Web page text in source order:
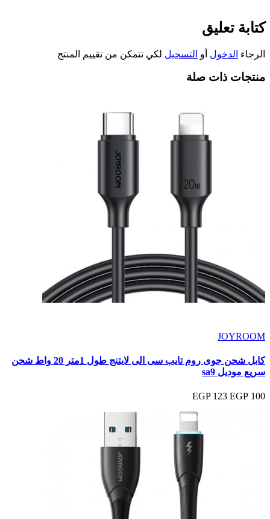
كتابة تعليق
الرجاء الدخول أو التسجيل لكي تتمكن من تقييم المنتج
منتجات ذات صلة
JOYROOM
كابل شحن جوى روم تايب سى الى لايتنج طول 1متر 20 واط شحن
سريع موديل sa9
100 EGP
123 EGP